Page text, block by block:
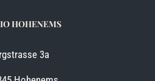
HOHENEMS
3a